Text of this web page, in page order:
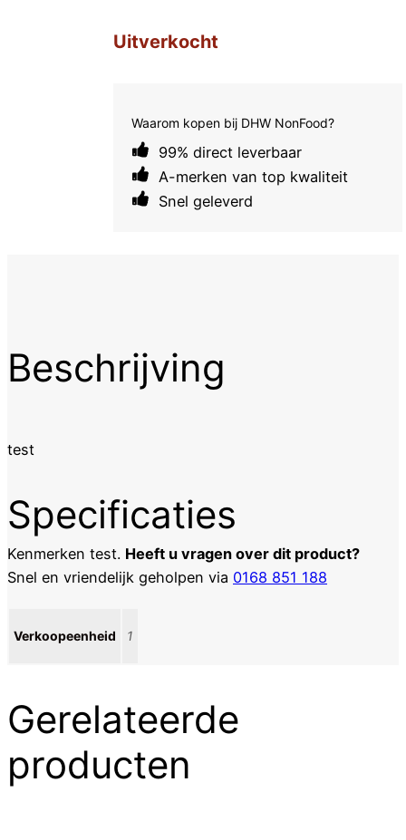
Uitverkocht
Waarom kopen bij DHW NonFood?
99% direct leverbaar
A-merken van top kwaliteit
Snel geleverd
Beschrijving
test
Specificaties
Kenmerken test. Heeft u vragen over dit product?
Snel en vriendelijk geholpen via 0168 851 188
Verkoopeenheid 1
Gerelateerde
producten